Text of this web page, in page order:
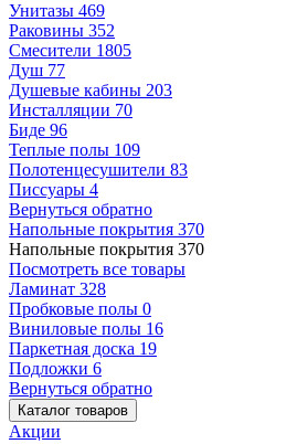
Унитазы 469
Раковины 352
Смесители 1805
Душ 77
Душевые кабины 203
Инсталляции 70
Биде 96
Теплые полы 109
Полотенцесушители 83
Писсуары 4
Вернуться обратно
Напольные покрытия 370
Напольные покрытия 370
Посмотреть все товары
Ламинат 328
Пробковые полы 0
Виниловые полы 16
Паркетная доска 19
Подложки 6
Вернуться обратно
Каталог товаров
Акции